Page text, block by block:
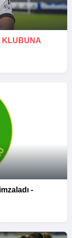
KLUBUNA
-